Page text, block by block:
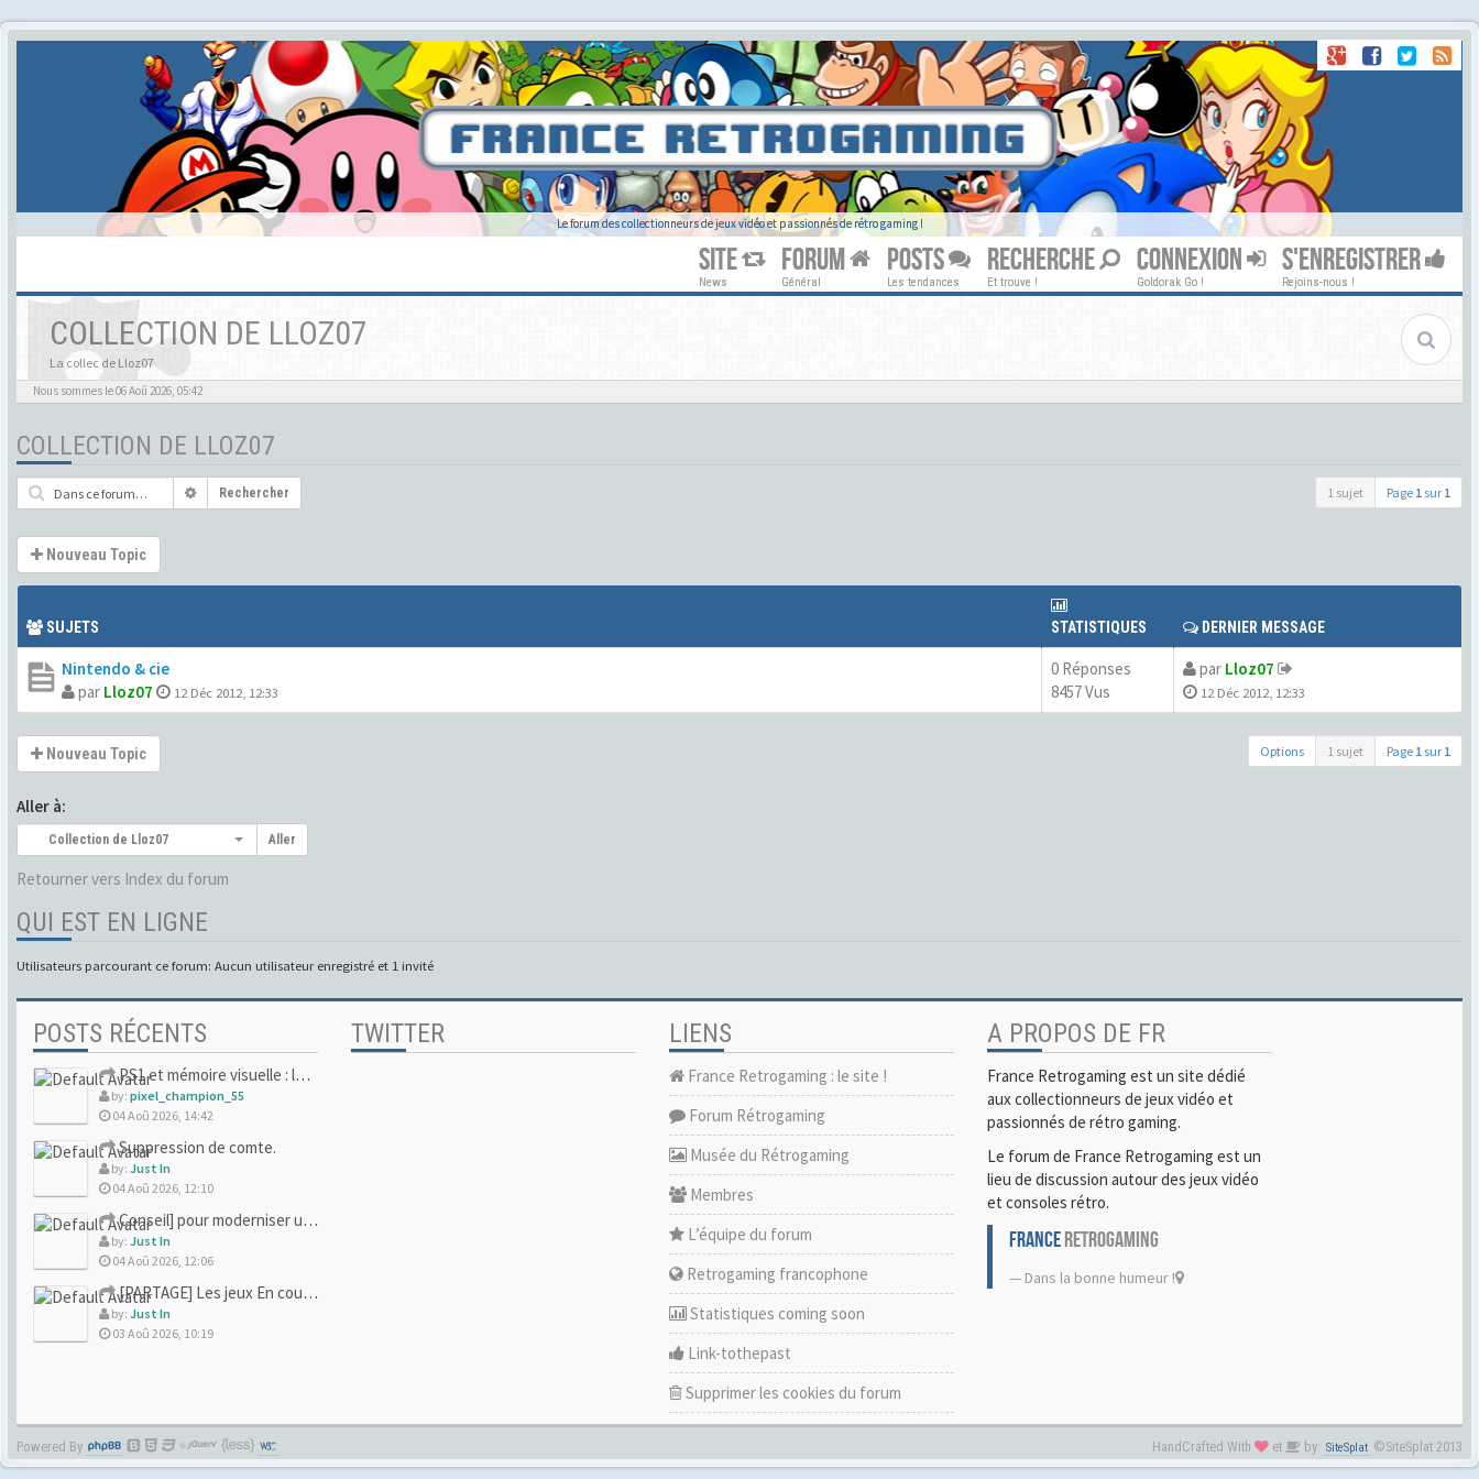
Le forum des collectionneurs de jeux vidéo et passionnés de rétro gaming !
SITE
News
FORUM
Général
POSTS
Les tendances
RECHERCHE
Et trouve !
CONNEXION
Goldorak Go !
S'ENREGISTRER
Rejoins-nous !
COLLECTION DE LLOZ07
La collec de Lloz07
Nous sommes le 06 Aoû 2026, 05:42
COLLECTION DE LLOZ07
Rechercher 1 sujet Page 1 sur 1
Nouveau Topic
SUJETS STATISTIQUES DERNIER MESSAGE
Nintendo & cie
par Lloz07 12 Déc 2012, 12:33
0 Réponses
8457 Vus
par Lloz07
12 Déc 2012, 12:33
Nouveau Topic Options 1 sujet Page 1 sur 1
Aller à:
Collection de Lloz07 Aller
Retourner vers Index du forum
QUI EST EN LIGNE
Utilisateurs parcourant ce forum: Aucun utilisateur enregistré et 1 invité
POSTS RÉCENTS
PS1 et mémoire visuelle : le jeu qui vous a soufflé la premi
by: pixel_champion_55
04 Aoû 2026, 14:42
Suppression de comte.
by: Just In
04 Aoû 2026, 12:10
Conseil] pour moderniser un site (un peu trop) rétro
by: Just In
04 Aoû 2026, 12:06
[PARTAGE] Les jeux En cours/Terminés
by: Just In
03 Aoû 2026, 10:19
TWITTER LIENS
France Retrogaming : le site !
Forum Rétrogaming
Musée du Rétrogaming
Membres
L’équipe du forum
Retrogaming francophone
Statistiques coming soon
Link-tothepast
Supprimer les cookies du forum
A PROPOS DE FR
France Retrogaming est un site dédié
aux collectionneurs de jeux vidéo et
passionnés de rétro gaming.
Le forum de France Retrogaming est un
lieu de discussion autour des jeux vidéo
et consoles rétro.
FRANCERETROGAMING
Dans la bonne humeur !
Powered By HandCrafted With et by: SiteSplat ©SiteSplat 2013